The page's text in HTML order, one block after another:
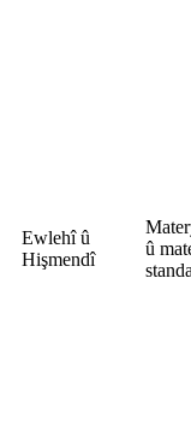
Ewlehî û
Hişmendî
û